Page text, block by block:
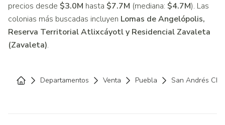
precios desde $3.0M hasta $7.7M (mediana: $4.7M). Las
colonias más buscadas incluyen Lomas de Angelópolis,
Reserva Territorial Atlixcáyotl y Residencial Zavaleta
(Zavaleta).
Departamentos Venta Puebla San Andrés